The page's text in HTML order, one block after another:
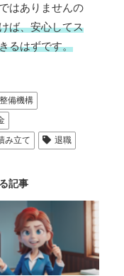
はありませんの
ば、安心してス
るはずです。
備機構
み立て 退職
記事